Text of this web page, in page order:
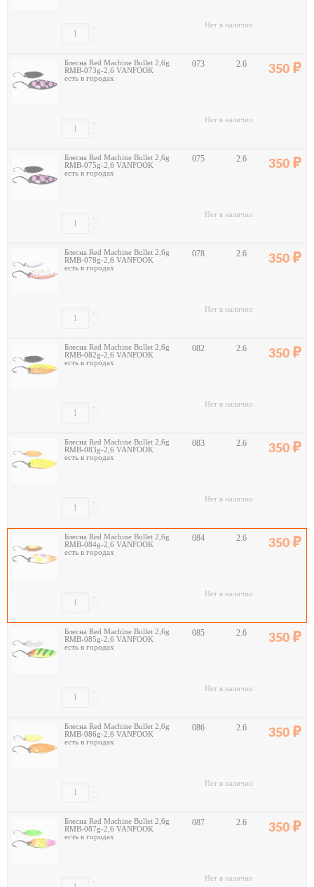
-
+ Нет в наличии
Блесна Red Machine Bullet 2,6g
RMB-073g-2,6 VANFOOK
есть в городах
073 2.6 350
-
+ Нет в наличии
Блесна Red Machine Bullet 2,6g
RMB-075g-2,6 VANFOOK
есть в городах
075 2.6 350
-
+ Нет в наличии
Блесна Red Machine Bullet 2,6g
RMB-078g-2,6 VANFOOK
есть в городах
078 2.6 350
-
+ Нет в наличии
Блесна Red Machine Bullet 2,6g
RMB-082g-2,6 VANFOOK
есть в городах
082 2.6 350
-
+ Нет в наличии
Блесна Red Machine Bullet 2,6g
RMB-083g-2,6 VANFOOK
есть в городах
083 2.6 350
-
+ Нет в наличии
Блесна Red Machine Bullet 2,6g
RMB-084g-2,6 VANFOOK
есть в городах
084 2.6 350
-
+ Нет в наличии
Блесна Red Machine Bullet 2,6g
RMB-085g-2,6 VANFOOK
есть в городах
085 2.6 350
-
+ Нет в наличии
Блесна Red Machine Bullet 2,6g
RMB-086g-2,6 VANFOOK
есть в городах
086 2.6 350
-
+ Нет в наличии
Блесна Red Machine Bullet 2,6g
RMB-087g-2,6 VANFOOK
есть в городах
087 2.6 350
+ Нет в наличии